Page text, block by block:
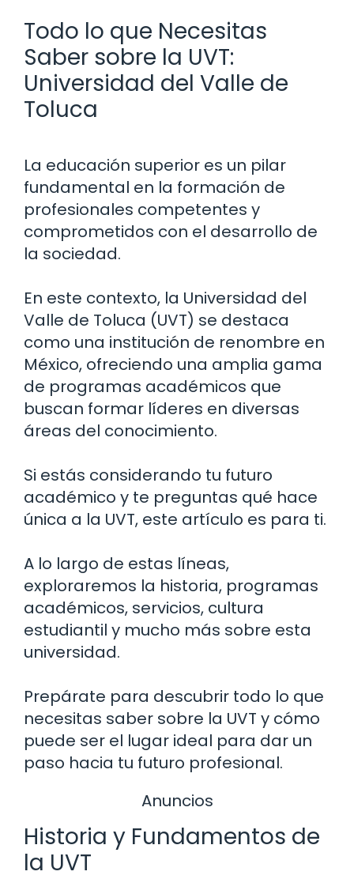
Todo lo que Necesitas
Saber sobre la UVT:
Universidad del Valle de
Toluca
La educación superior es un pilar
fundamental en la formación de
profesionales competentes y
comprometidos con el desarrollo de
la sociedad.
En este contexto, la Universidad del
Valle de Toluca (UVT) se destaca
como una institución de renombre en
México, ofreciendo una amplia gama
de programas académicos que
buscan formar líderes en diversas
áreas del conocimiento.
Si estás considerando tu futuro
académico y te preguntas qué hace
única a la UVT, este artículo es para ti.
A lo largo de estas líneas,
exploraremos la historia, programas
académicos, servicios, cultura
estudiantil y mucho más sobre esta
universidad.
Prepárate para descubrir todo lo que
necesitas saber sobre la UVT y cómo
puede ser el lugar ideal para dar un
paso hacia tu futuro profesional.
Anuncios
Historia y Fundamentos de
la UVT